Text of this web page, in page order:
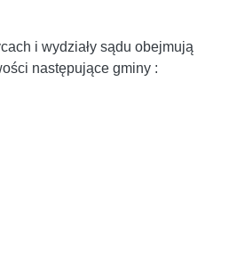
i wydziały sądu obejmują
następujące gminy :